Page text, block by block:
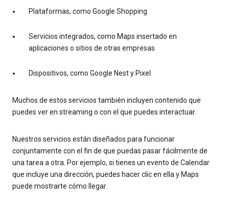
Plataformas, como Google Shopping
Servicios integrados, como Maps insertado en
aplicaciones o sitios de otras empresas
Dispositivos, como Google Nest y Pixel
Muchos de estos servicios también incluyen contenido que
puedes ver en streaming o con el que puedes interactuar.
Nuestros servicios están diseñados para funcionar
conjuntamente con el fin de que puedas pasar fácilmente de
una tarea a otra. Por ejemplo, si tienes un evento de Calendar
que incluye una dirección, puedes hacer clic en ella y Maps
puede mostrarte cómo llegar.